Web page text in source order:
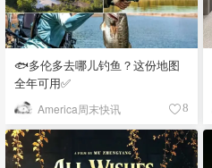
🐟多伦多去哪儿钓鱼？这份地图
全年可用✅
America周末快讯 8